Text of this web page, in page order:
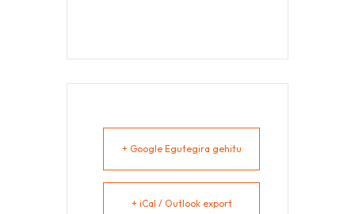
+ Google Egutegira gehitu
+ iCal / Outlook export